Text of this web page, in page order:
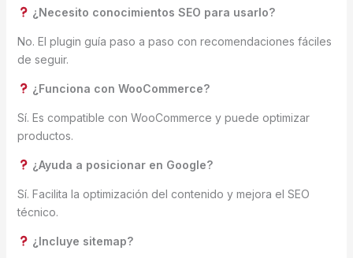
¿Necesito conocimientos SEO para usarlo?
No. El plugin guía paso a paso con recomendaciones fáciles
de seguir.
¿Funciona con WooCommerce?
Sí. Es compatible con WooCommerce y puede optimizar
productos.
¿Ayuda a posicionar en Google?
Sí. Facilita la optimización del contenido y mejora el SEO
técnico.
¿Incluye sitemap?